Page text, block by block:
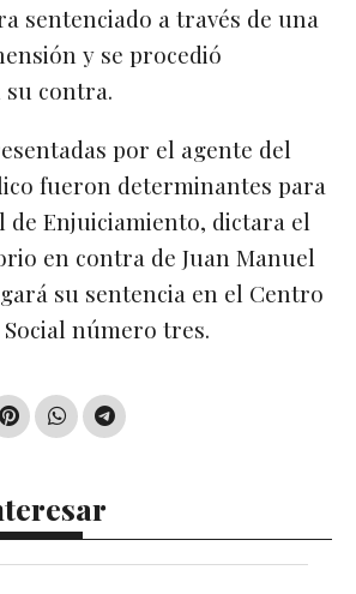
sentenciado a través de una
y se procedió
contra.
por el agente del
fueron determinantes para
Enjuiciamiento, dictara el
en contra de Juan Manuel
su sentencia en el Centro
número tres.